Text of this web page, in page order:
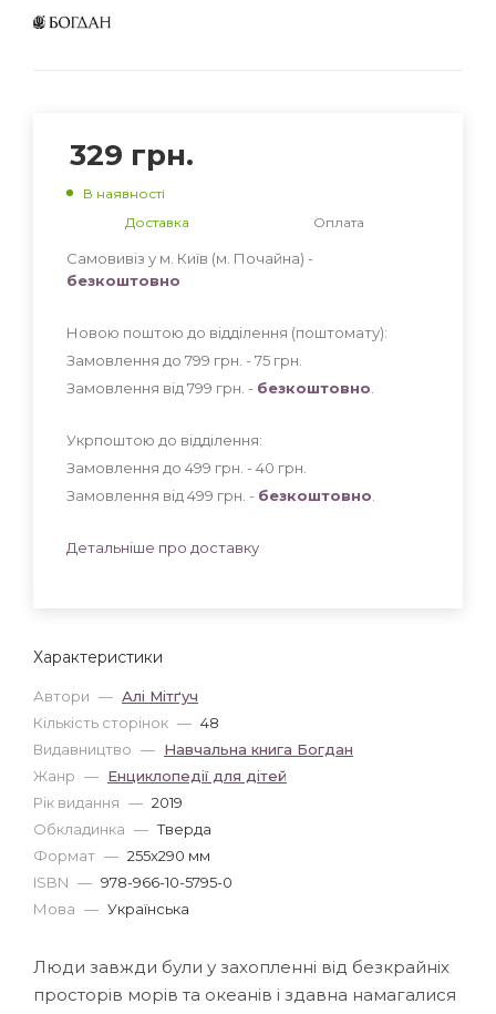
Характеристики
Автори — Алі Мітґуч
Кількість сторінок — 48
Видавництво — Навчальна книга Богдан
Жанр — Енциклопедії для дітей
Рік видання — 2019
Обкладинка — Тверда
Формат — 255x290 мм
ISBN — 978-966-10-5795-0
Мова — Українська
329 грн.
В наявності
Доставка
Оплата
Самовивіз у м. Київ (м. Почайна) -
безкоштовно
Новою поштою до відділення (поштомату):
Замовлення до 799 грн. - 75 грн
Замовлення від 799 грн. - безкоштовно
Укрпоштою до відділення:
Замовлення до 499 грн. - 40 грн
Замовлення від 499 грн. - безкоштовно
Детальніше про доставку
Люди завжди були у захопленні від безкрайніх
просторів морів та океанів і здавна намагалися